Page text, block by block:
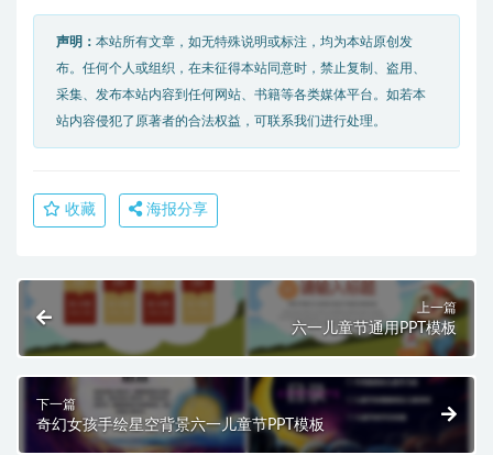
声明： 本站所有文章，如无特殊说明或标注，均为本站原创发
布。任何个人或组织，在未征得本站同意时，禁止复制、盗用、
采集、发布本站内容到任何网站、书籍等各类媒体平台。如若本
站内容侵犯了原著者的合法权益，可联系我们进行处理。
收藏 海报分享
上一篇
六一儿童节通用PPT模板
下一篇
奇幻女孩手绘星空背景六一儿童节PPT模板